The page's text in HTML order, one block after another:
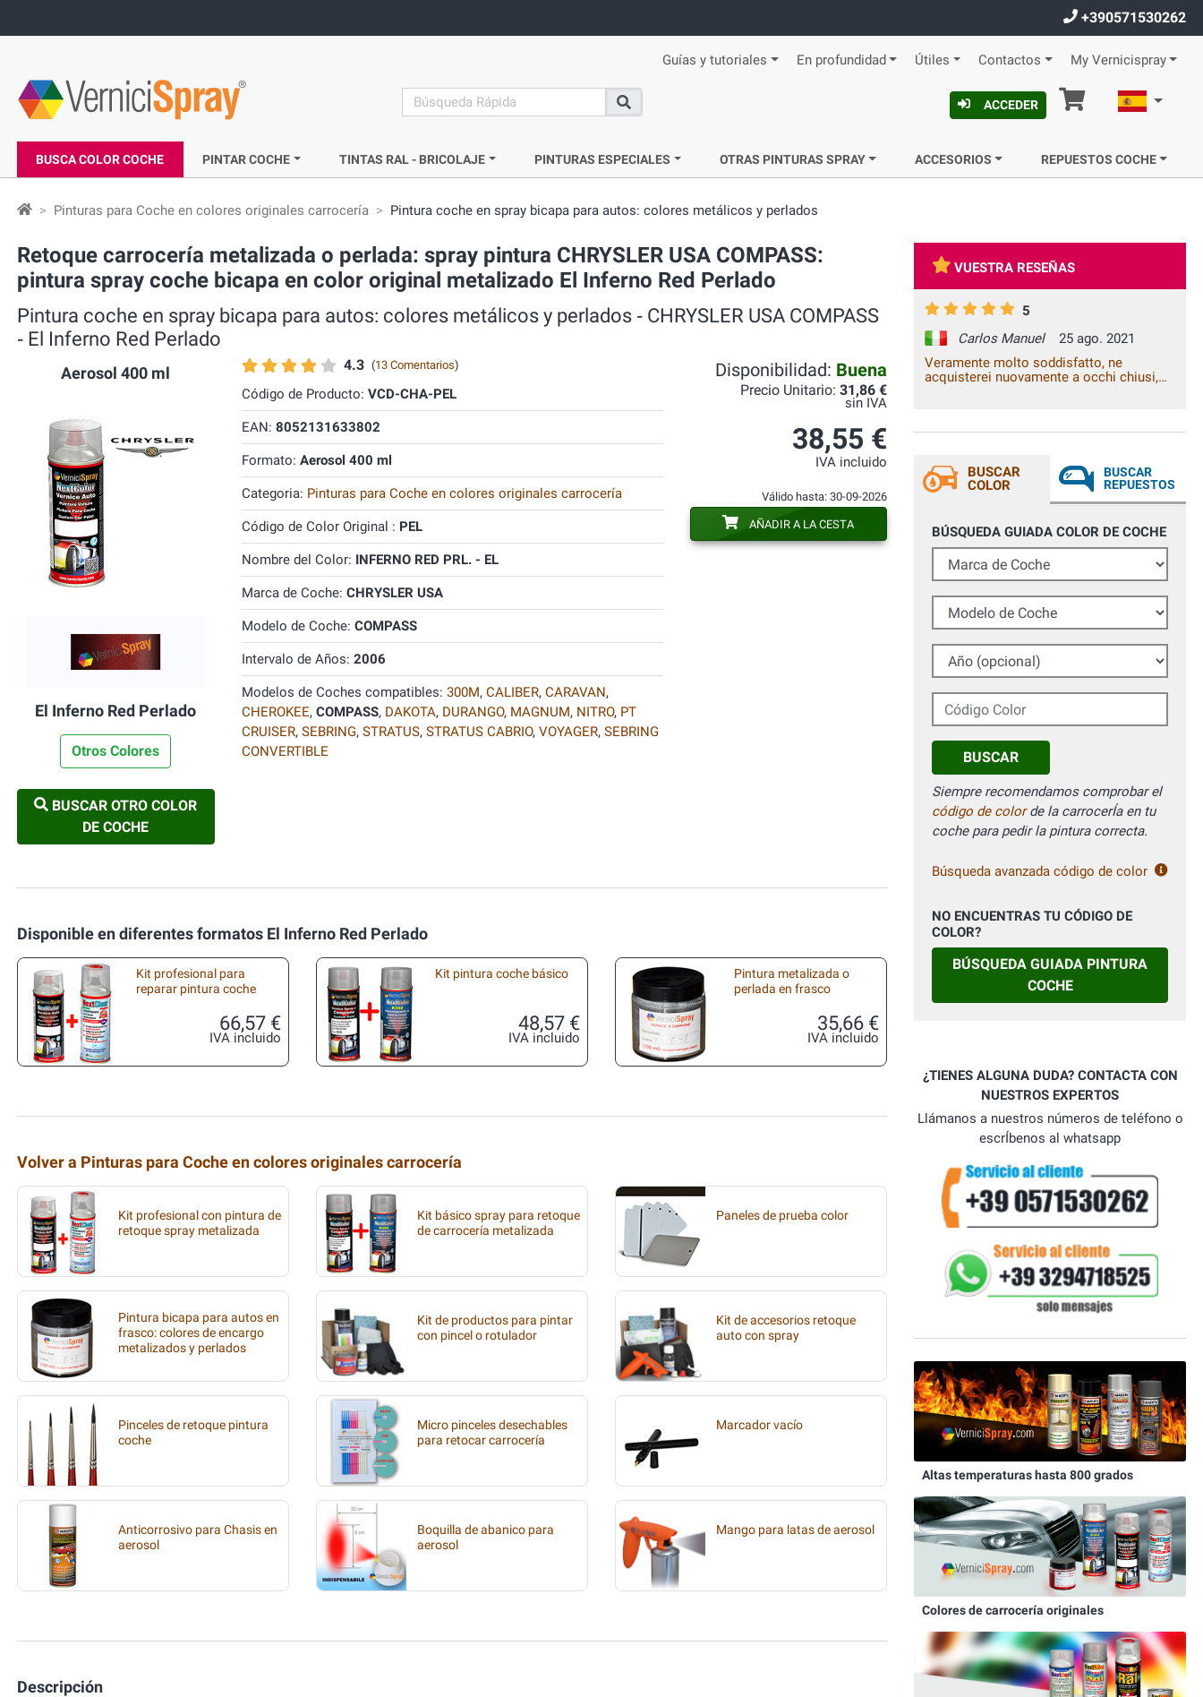
+390571530262
Guías y tutoriales En profundidad Útiles Contactos My Vernicispray
search
Buscar
ACCEDER Cesta Español
BUSCA COLOR COCHE PINTAR COCHE TINTAS RAL - BRICOLAJE PINTURAS ESPECIALES OTRAS PINTURAS SPRAY ACCESORIOS REPUESTOS COCHE
Pinturas para Coche en colores originales carrocería Pintura coche en spray bicapa para autos: colores metálicos y perlados
Retoque carrocería metalizada o perlada: spray pintura CHRYSLER USA COMPASS:
pintura spray coche bicapa en color original metalizado El Inferno Red Perlado
Pintura coche en spray bicapa para autos: colores metálicos y perlados ‐ CHRYSLER USA COMPASS
‐ El Inferno Red Perlado
Aerosol 400 ml
El Inferno Red Perlado
Otros Colores
BUSCAR OTRO COLOR
DE COCHE
4.3 (13 Comentarios)
Código de Producto: VCD-CHA-PEL
EAN: 8052131633802
Formato: Aerosol 400 ml
Categoria: Pinturas para Coche en colores originales carrocería
Código de Color Original : PEL
Nombre del Color: INFERNO RED PRL. - EL
Marca de Coche: CHRYSLER USA
Modelo de Coche: COMPASS
Intervalo de Años: 2006
Modelos de Coches compatibles: 300M, CALIBER, CARAVAN,
CHEROKEE, COMPASS, DAKOTA, DURANGO, MAGNUM, NITRO, PT
CRUISER, SEBRING, STRATUS, STRATUS CABRIO, VOYAGER, SEBRING
CONVERTIBLE
Disponibilidad: Buena
Precio Unitario: 31,86 €
sin IVA
38,55 €
IVA incluido
Válido hasta: 30-09-2026
AÑADIR A LA CESTA
Disponible en diferentes formatos El Inferno Red Perlado
Kit profesional para
reparar pintura coche
66,57 €
IVA incluido
Kit pintura coche básico
48,57 €
IVA incluido
Pintura metalizada o
perlada en frasco
35,66 €
IVA incluido
Volver a Pinturas para Coche en colores originales carrocería
Kit profesional con pintura de
retoque spray metalizada
Kit básico spray para retoque
de carrocería metalizada
Paneles de prueba color
Pintura bicapa para autos en
frasco: colores de encargo
metalizados y perlados
Kit de productos para pintar
con pincel o rotulador
Kit de accesorios retoque
auto con spray
Pinceles de retoque pintura
coche
Micro pinceles desechables
para retocar carrocería
Marcador vacío
Anticorrosivo para Chasis en
aerosol
Boquilla de abanico para
aerosol
Mango para latas de aerosol
Descripción
VUESTRA RESEÑAS
5
Carlos Manuel
25 ago. 2021
Veramente molto soddisfatto, ne
acquisterei nuovamente a occhi chiusi,
BUSCAR
COLOR
BUSCAR
REPUESTOS
BÚSQUEDA GUIADA COLOR DE COCHE
Marca de Coche
Modelo de Coche
Año (opcional)
Código Color
BUSCAR
Siempre recomendamos comprobar el
código de colorde la carrocerÍa en tu
coche para pedir la pintura correcta.
Búsqueda avanzada código de color
NO ENCUENTRAS TU CÓDIGO DE
COLOR?
BÚSQUEDA GUIADA PINTURA
COCHE
¿TIENES ALGUNA DUDA? CONTACTA CON
NUESTROS EXPERTOS
Llámanos a nuestros números de teléfono o
escrÍbenos al whatsapp
Altas temperaturas hasta 800 grados
Colores de carrocería originales